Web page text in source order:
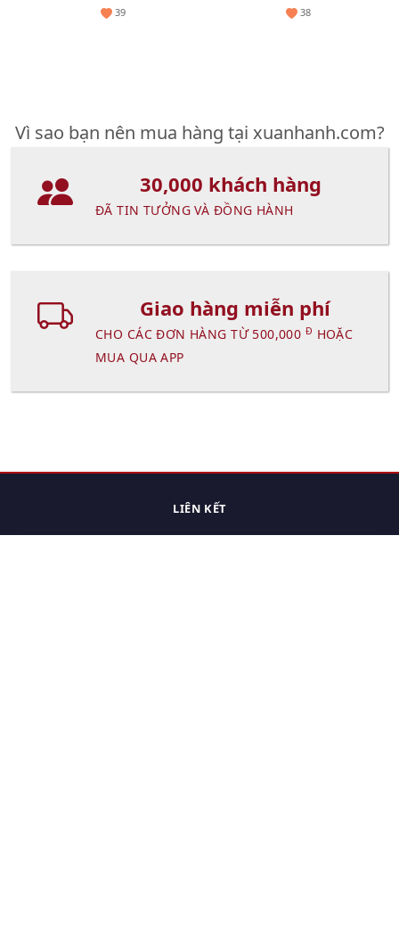
39 38
Vì sao bạn nên mua hàng tại xuanhanh.com?
30,000 khách hàng
ĐÃ TIN TƯỞNG VÀ ĐỒNG HÀNH
Giao hàng miễn phí
CHO CÁC ĐƠN HÀNG TỪ 500,000 Đ HOẶC
MUA QUA APP
LIÊN KẾT